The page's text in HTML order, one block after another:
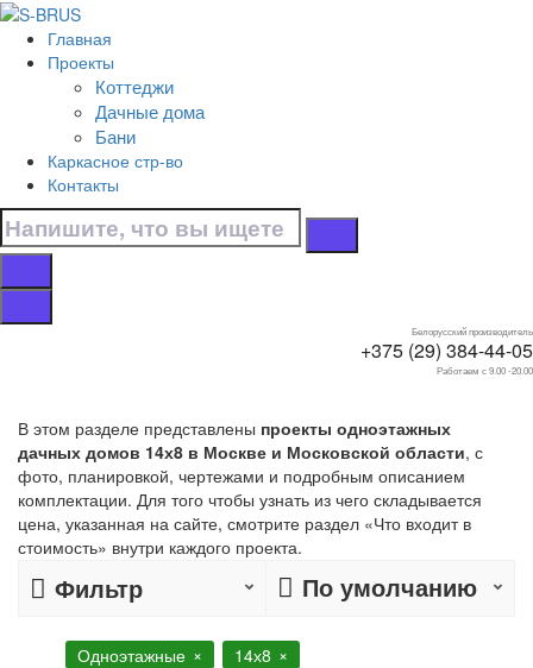
Перейти к контенту
Главная
Проекты
Коттеджи
Дачные дома
Бани
Каркасное стр-во
Контакты
Белорусский производитель
+375 (29) 384-44-05
Работаем с 9.00 -20.00
Главная
Дачные дома
Одноэтажные
14х8
Дачные дома 14х8
одноэтажные
В этом разделе представлены проекты одноэтажных
дачных домов 14х8 в Москве и Московской области, с
фото, планировкой, чертежами и подробным описанием
комплектации. Для того чтобы узнать из чего складывается
цена, указанная на сайте, смотрите раздел «Что входит в
стоимость» внутри каждого проекта.
Фильтр По умолчанию
Одноэтажные 14х8